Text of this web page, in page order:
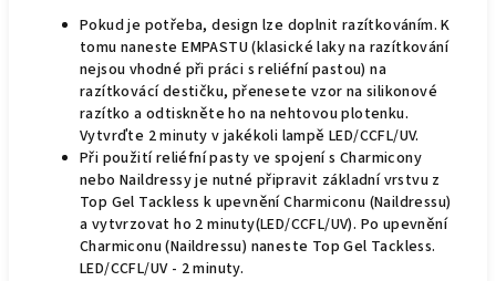
Pokud je potřeba, design lze doplnit razítkováním. K
tomu naneste EMPASTU (klasické laky na razítkování
nejsou vhodné při práci s reliéfní pastou) na
razítkovácí destičku, přenesete vzor na silikonové
razítko a odtiskněte ho na nehtovou plotenku.
Vytvrďte 2 minuty v jakékoli lampě LED/CCFL/UV.
Při použití reliéfní pasty ve spojení s Charmicony
nebo Naildressy je nutné připravit základní vrstvu z
Top Gel Tackless k upevnění Charmiconu (Naildressu)
a vytvrzovat ho 2 minuty(LED/CCFL/UV). Po upevnění
Charmiconu (Naildressu) naneste Top Gel Tackless.
LED/CCFL/UV - 2 minuty.